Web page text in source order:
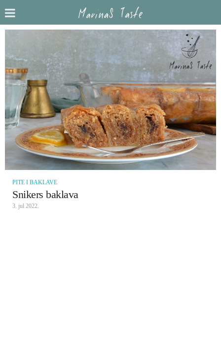
PITE I BAKLAVE
Snikers baklava
3. jul 2022.